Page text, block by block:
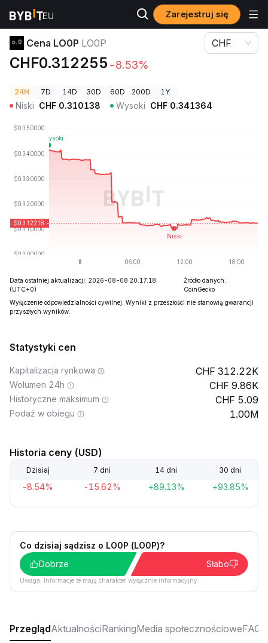
Zarejestruj się
Ceny kryptowalut Cena LO0P LO0P
Cena LO0P LO0P
CHF0.312255 -8.53%
CHF
24H 7D 14D 30D 60D 200D 1Y
Niski CHF 0.310138 Wysoki CHF 0.341364
Data ostatniej aktualizacji: 2026-08-08 20:17:18
(UTC+0)
Źródło danych:
CoinGecko
Wyłączenie odpowiedzialności cywilnej: Wyniki z przeszłości nie stanowią gwarancji
przyszłych wyników.
Statystyki cen
Kapitalizacja rynkowa 312.22K
Wolumen 24h 9.86K
Historyczne maksimum 5.09
Podaż w obiegu 1.00M
Historia ceny (USD)
Dzisiaj 7 dni 14 dni 30 dni
-8.54% -15.62% +89.13% +93.85%
Co dzisiaj sądzisz o LO0P (LO0P)?
Dobrze
Słabo
Uwaga: Informacje te mają charakter wyłącznie informacyjny.
PrzeglądAktualnościRankingMedia społecznościoweFAQ